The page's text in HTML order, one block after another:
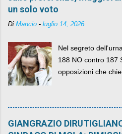
un solo voto
Di Mancio - luglio 14, 2026
Nel segreto
188 NO contro 187
opposizioni che
GIANGRAZIO